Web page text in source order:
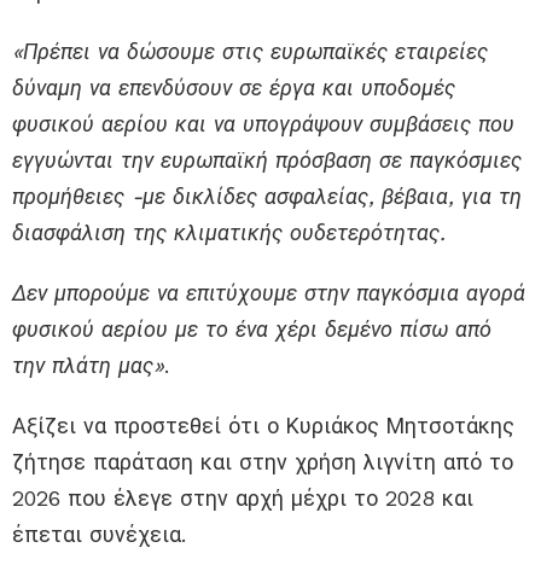
«Πρέπει να δώσουμε στις ευρωπαϊκές εταιρείες
δύναμη να επενδύσουν σε έργα και υποδομές
φυσικού αερίου και να υπογράψουν συμβάσεις που
εγγυώνται την ευρωπαϊκή πρόσβαση σε παγκόσμιες
προμήθειες -με δικλίδες ασφαλείας, βέβαια, για τη
διασφάλιση της κλιματικής ουδετερότητας.
Δεν μπορούμε να επιτύχουμε στην παγκόσμια αγορά
φυσικού αερίου με το ένα χέρι δεμένο πίσω από
την πλάτη μας».
Αξίζει να προστεθεί ότι ο Κυριάκος Μητσοτάκης
ζήτησε παράταση και στην χρήση λιγνίτη από το
2026 που έλεγε στην αρχή μέχρι το 2028 και
έπεται συνέχεια.